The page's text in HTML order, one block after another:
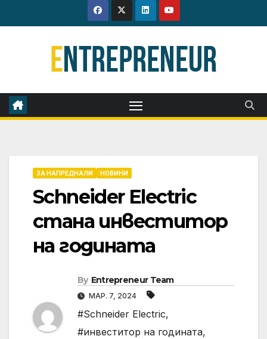
to
ЗА НАПРЕДНАЛИ НОВИНИ
Schneider Electric
стана инвеститор
на годината
By Entrepreneur Team
МАР. 7, 2024
#Schneider Electric,
#инвеститор на годината,